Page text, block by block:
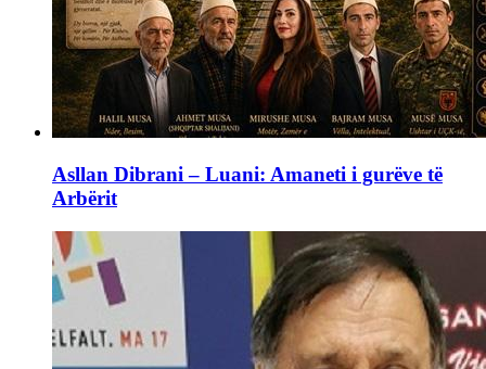
Asllan Dibrani – Luani: Amaneti i gurëve të
Arbërit